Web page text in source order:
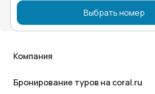
Выбрать номер
Компания
Бронирование туров на coral.ru